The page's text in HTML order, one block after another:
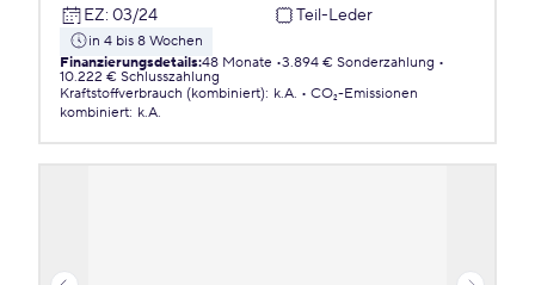
EZ: 03/24 Teil-Leder
in 4 bis 8 Wochen
Finanzierungsdetails:48 Monate 3.894 € Sonderzahlung
10.222 € Schlusszahlung
Kraftstoffverbrauch (kombiniert): k.A.
CO₂-Emissionen
kombiniert: k.A.